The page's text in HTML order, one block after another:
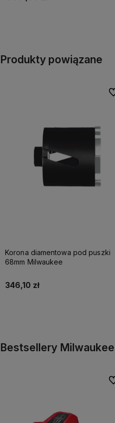
Produkty powiązane
Korona diamentowa pod puszki
68mm Milwaukee
346,10 zł
Bestsellery Milwaukee